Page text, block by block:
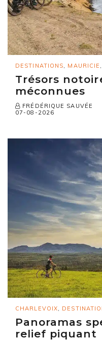
DESTINATIONS MAURICIE
Trésors
méconnues
FRÉDÉRIQUE SAUVÉE
07-08-2026
CHARLEVOIX,
Panoramas
relief piquant